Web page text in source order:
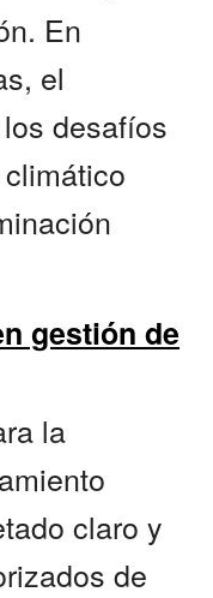
En
el
desafíos
gestión de
la
claro y
de